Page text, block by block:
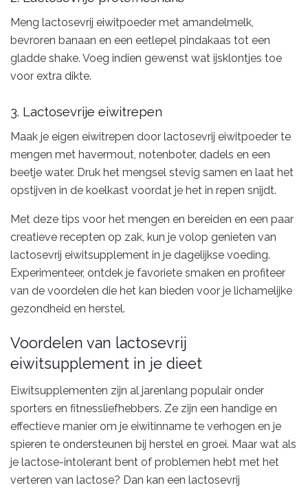
Meng lactosevrij eiwitpoeder met amandelmelk,
bevroren banaan en een eetlepel pindakaas tot een
gladde shake. Voeg indien gewenst wat ijsklontjes toe
voor extra dikte.
3. Lactosevrije eiwitrepen
Maak je eigen eiwitrepen door lactosevrij eiwitpoeder te
mengen met havermout, notenboter, dadels en een
beetje water. Druk het mengsel stevig samen en laat het
opstijven in de koelkast voordat je het in repen snijdt.
Met deze tips voor het mengen en bereiden en een paar
creatieve recepten op zak, kun je volop genieten van
lactosevrij eiwitsupplement in je dagelijkse voeding.
Experimenteer, ontdek je favoriete smaken en profiteer
van de voordelen die het kan bieden voor je lichamelijke
gezondheid en herstel.
Voordelen van lactosevrij
eiwitsupplement in je dieet
Eiwitsupplementen zijn al jarenlang populair onder
sporters en fitnessliefhebbers. Ze zijn een handige en
effectieve manier om je eiwitinname te verhogen en je
spieren te ondersteunen bij herstel en groei. Maar wat als
je lactose-intolerant bent of problemen hebt met het
verteren van lactose? Dan kan een lactosevrij